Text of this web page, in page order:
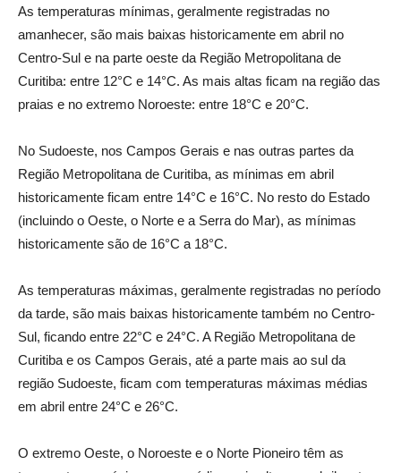
As temperaturas mínimas, geralmente registradas no
amanhecer, são mais baixas historicamente em abril no
Centro-Sul e na parte oeste da Região Metropolitana de
Curitiba: entre 12°C e 14°C. As mais altas ficam na região das
praias e no extremo Noroeste: entre 18°C e 20°C.
No Sudoeste, nos Campos Gerais e nas outras partes da
Região Metropolitana de Curitiba, as mínimas em abril
historicamente ficam entre 14°C e 16°C. No resto do Estado
(incluindo o Oeste, o Norte e a Serra do Mar), as mínimas
historicamente são de 16°C a 18°C.
As temperaturas máximas, geralmente registradas no período
da tarde, são mais baixas historicamente também no Centro-
Sul, ficando entre 22°C e 24°C. A Região Metropolitana de
Curitiba e os Campos Gerais, até a parte mais ao sul da
região Sudoeste, ficam com temperaturas máximas médias
em abril entre 24°C e 26°C.
O extremo Oeste, o Noroeste e o Norte Pioneiro têm as